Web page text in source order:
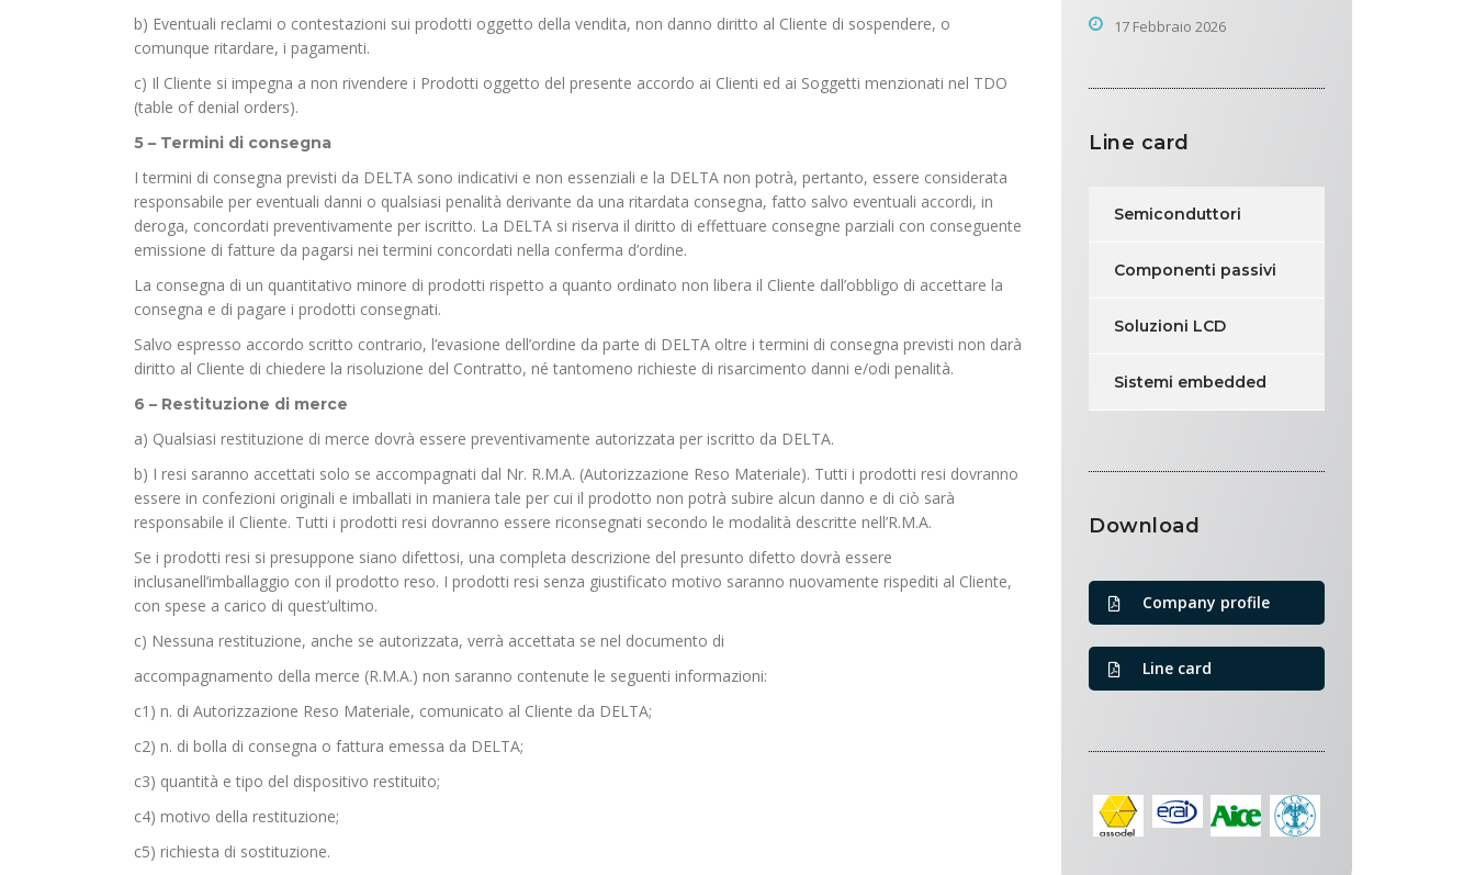
b) Eventuali reclami o contestazioni sui prodotti oggetto della vendita, non danno diritto al Cliente di sospendere, o
comunque ritardare, i pagamenti.
c) Il Cliente si impegna a non rivendere i Prodotti oggetto del presente accordo ai Clienti ed ai Soggetti menzionati nel TDO
(table of denial orders).
5 – Termini di consegna
I termini di consegna previsti da DELTA sono indicativi e non essenziali e la DELTA non potrà, pertanto, essere considerata
responsabile per eventuali danni o qualsiasi penalità derivante da una ritardata consegna, fatto salvo eventuali accordi, in
deroga, concordati preventivamente per iscritto. La DELTA si riserva il diritto di effettuare consegne parziali con conseguente
emissione di fatture da pagarsi nei termini concordati nella conferma d’ordine.
La consegna di un quantitativo minore di prodotti rispetto a quanto ordinato non libera il Cliente dall’obbligo di accettare la
consegna e di pagare i prodotti consegnati.
Salvo espresso accordo scritto contrario, l’evasione dell’ordine da parte di DELTA oltre i termini di consegna previsti non darà
diritto al Cliente di chiedere la risoluzione del Contratto, né tantomeno richieste di risarcimento danni e/odi penalità.
6 – Restituzione di merce
a) Qualsiasi restituzione di merce dovrà essere preventivamente autorizzata per iscritto da DELTA.
b) I resi saranno accettati solo se accompagnati dal Nr. R.M.A. (Autorizzazione Reso Materiale). Tutti i prodotti resi dovranno
essere in confezioni originali e imballati in maniera tale per cui il prodotto non potrà subire alcun danno e di ciò sarà
responsabile il Cliente. Tutti i prodotti resi dovranno essere riconsegnati secondo le modalità descritte nell’R.M.A.
Se i prodotti resi si presuppone siano difettosi, una completa descrizione del presunto difetto dovrà essere
inclusanell’imballaggio con il prodotto reso. I prodotti resi senza giustificato motivo saranno nuovamente rispediti al Cliente,
con spese a carico di quest’ultimo.
c) Nessuna restituzione, anche se autorizzata, verrà accettata se nel documento di
accompagnamento della merce (R.M.A.) non saranno contenute le seguenti informazioni:
c1) n. di Autorizzazione Reso Materiale, comunicato al Cliente da DELTA;
c2) n. di bolla di consegna o fattura emessa da DELTA;
c3) quantità e tipo del dispositivo restituito;
c4) motivo della restituzione;
c5) richiesta di sostituzione.
17 Febbraio 2026
Line card
Semiconduttori
Componenti passivi
Soluzioni LCD
Sistemi embedded
Download
Company profile
Line card